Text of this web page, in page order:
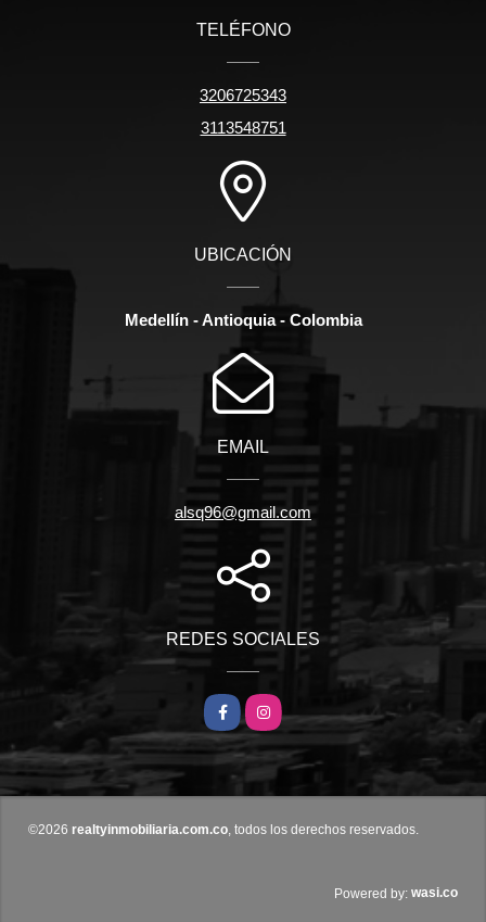
TELÉFONO
3206725343
3113548751
UBICACIÓN
Medellín - Antioquia - Colombia
EMAIL
alsq96@gmail.com
REDES SOCIALES
Facebook
Instagram
©2026 realtyinmobiliaria.com.co, todos los derechos reservados.
Powered by: wasi.co